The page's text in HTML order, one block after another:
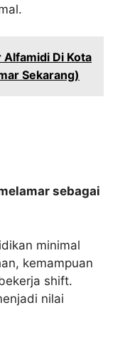
Di Kota
Sekarang)
sebagai
minimal
kemampuan
shift.
nilai